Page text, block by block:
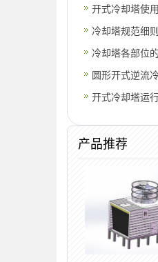
开式冷却塔使
冷却塔规范细
安
冷却塔各部位
圆形开式逆流
开式冷却塔运
产品推荐